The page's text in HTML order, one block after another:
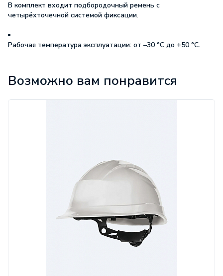
В комплект входит подбородочный ремень с
четырёхточечной системой фиксации.
Рабочая температура эксплуатации: от –30 °С до +50 °С.
Амортизатор:
тканевый
отверстия:
-30°C + 50°C
белый
общего назначения
6
Возможно вам понравится